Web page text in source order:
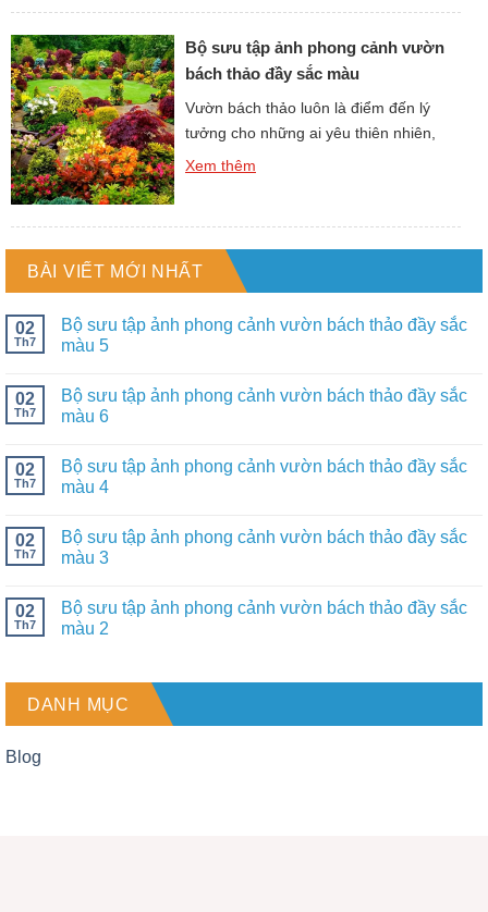
thuần khiết của cây cỏ mà còn truyền
cảm hứng cho lối sống xanh và hòa
hợp với […]
Bộ sưu tập ảnh phong cảnh vườn
bách thảo đầy sắc màu
Vườn bách thảo luôn là điểm đến lý
tưởng cho những ai yêu thiên nhiên,
tìm kiếm không gian xanh để thư giãn.
thuần khiết của cây cỏ mà còn truyền
cảm hứng cho lối sống xanh và hòa
hợp với […]
Xem thêm
BÀI VIẾT MỚI NHẤT
02
Th7
Bộ sưu tập ảnh phong cảnh vườn bách thảo đầy sắc
màu 5
02
Th7
Bộ sưu tập ảnh phong cảnh vườn bách thảo đầy sắc
màu 6
02
Th7
Bộ sưu tập ảnh phong cảnh vườn bách thảo đầy sắc
màu 4
02
Th7
Bộ sưu tập ảnh phong cảnh vườn bách thảo đầy sắc
màu 3
02
Th7
Bộ sưu tập ảnh phong cảnh vườn bách thảo đầy sắc
màu 2
DANH MỤC
Blog